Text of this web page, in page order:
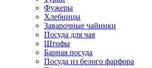
Фужеры
Хлебницы
Заварочные чайники
Посуда для чая
Штофы
Барная посуда
Посуда из белого фарфора